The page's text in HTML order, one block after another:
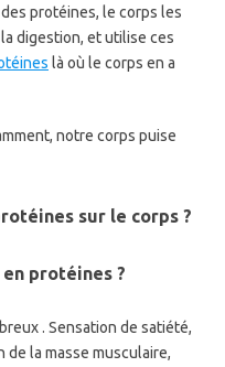
protéines, le corps les
digestion, et utilise ces
là où le corps en a
notre corps puise
sur le corps ?
protéines ?
. Sensation de satiété,
la masse musculaire,